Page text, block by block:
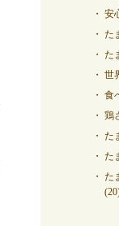
安
た
た
世
食
鶏
た
た
た